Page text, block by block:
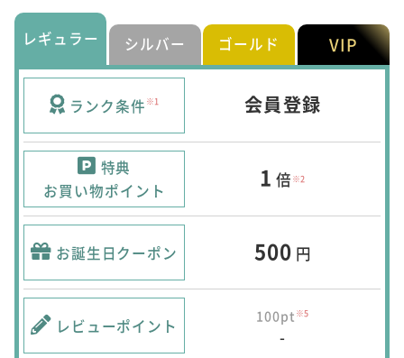
レギュラー シルバー ゴールド VIP
ランク条件 ※1 会員登録
特典
お買い物ポイント
1 倍 ※2
お誕生日クーポン 500 円
レビューポイント
100pt ※5
-